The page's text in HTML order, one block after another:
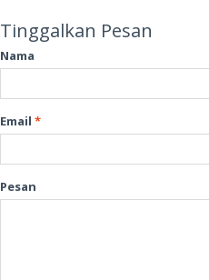
Tinggalkan Pesan
Nama
Email *
Pesan